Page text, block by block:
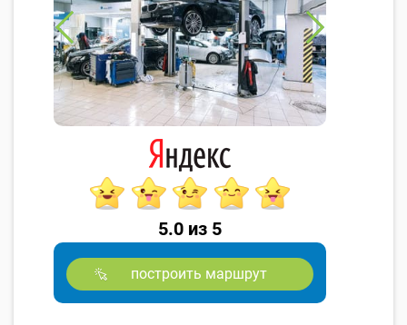
5.0 из 5
построить маршрут